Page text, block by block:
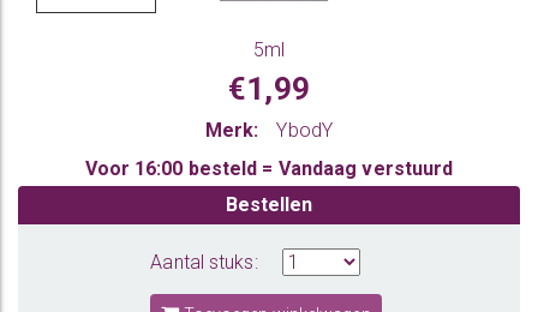
5ml
€1,99
Merk:
YbodY
Voor 16:00 besteld = Vandaag verstuurd
Bestellen
Aantal stuks: